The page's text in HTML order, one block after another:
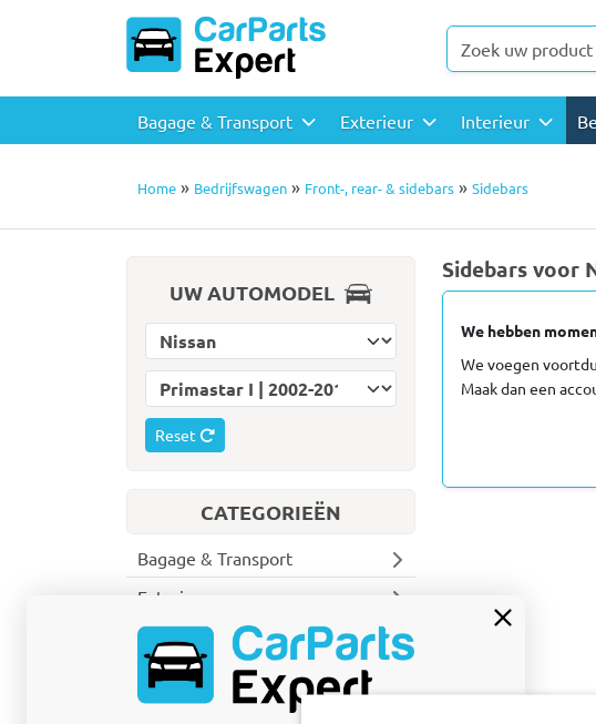
Bagage & Transport Exterieur Interieur
Home » Bedrijfswagen » Front-, rear- & sidebars » Sidebars
UW AUTOMODEL
Selecteer automerk
Selecteer automodel
Reset
CATEGORIEËN
Bagage & Transport
Exterieur
Interieur
Bedrijfswagen
Treeplanken
Sidebars voor
We hebben
We voegen
Maak dan een